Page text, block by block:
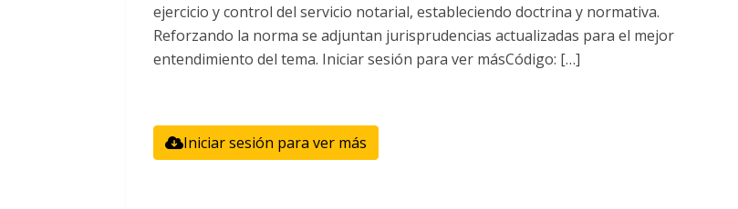
ejercicio y control del servicio notarial, estableciendo doctrina y normativa.
Reforzando la norma se adjuntan jurisprudencias actualizadas para el mejor
entendimiento del tema. Iniciar sesión para ver másCódigo: […]
Iniciar sesión para ver más